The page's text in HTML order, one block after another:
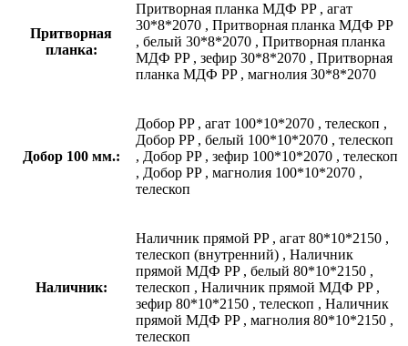
Притворная
планка:
Притворная планка МДФ PP , агат
30*8*2070 , Притворная планка МДФ PP
, белый 30*8*2070 , Притворная планка
МДФ PP , зефир 30*8*2070 , Притворная
планка МДФ PP , магнолия 30*8*2070
Добор 100 мм.:
Добор PP , агат 100*10*2070 , телескоп ,
Добор PP , белый 100*10*2070 , телескоп
, Добор PP , зефир 100*10*2070 , телескоп
, Добор PP , магнолия 100*10*2070 ,
телескоп
Наличник:
Наличник прямой PP , агат 80*10*2150 ,
телескоп (внутренний) , Наличник
прямой МДФ PP , белый 80*10*2150 ,
телескоп , Наличник прямой МДФ PP ,
зефир 80*10*2150 , телескоп , Наличник
прямой МДФ PP , магнолия 80*10*2150 ,
телескоп